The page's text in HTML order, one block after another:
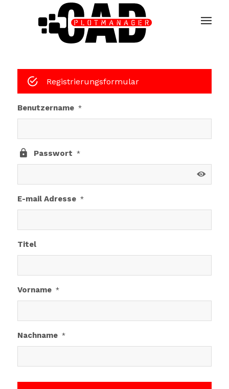
Registrierungsformular
Benutzername *
Passwort *
E-mail Adresse *
Titel
Vorname *
Nachname *